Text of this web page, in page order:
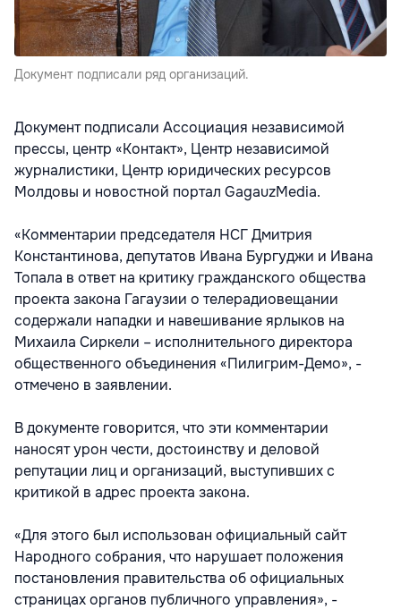
Документ подписали ряд организаций.
Документ подписали Ассоциация независимой
прессы, центр «Контакт», Центр независимой
журналистики, Центр юридических ресурсов
Молдовы и новостной портал GagauzMedia.
«Комментарии председателя НСГ Дмитрия
Константинова, депутатов Ивана Бургуджи и Ивана
Топала в ответ на критику гражданского общества
проекта закона Гагаузии о телерадиовещании
содержали нападки и навешивание ярлыков на
Михаила Сиркели – исполнительного директора
общественного объединения «Пилигрим-Демо», -
отмечено в заявлении.
В документе говорится, что эти комментарии
наносят урон чести, достоинству и деловой
репутации лиц и организаций, выступивших с
критикой в адрес проекта закона.
«Для этого был использован официальный сайт
Народного собрания, что нарушает положения
постановления правительства об официальных
страницах органов публичного управления», -